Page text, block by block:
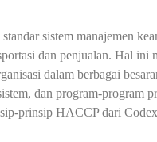
sistem manajemen
dan penjualan. Hal ini
dalam berbagai
dan program-program
prinsip HACCP dari